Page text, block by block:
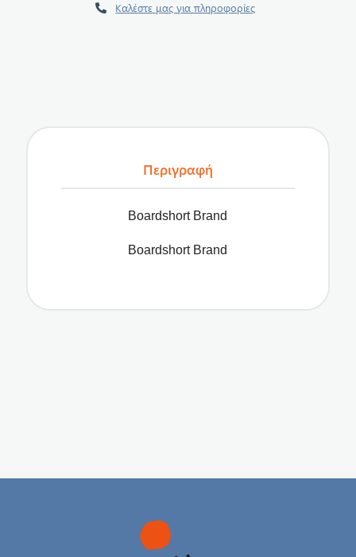
Καλέστε μας για πληροφορίες
Περιγραφή
Boardshort Brand
Boardshort Brand